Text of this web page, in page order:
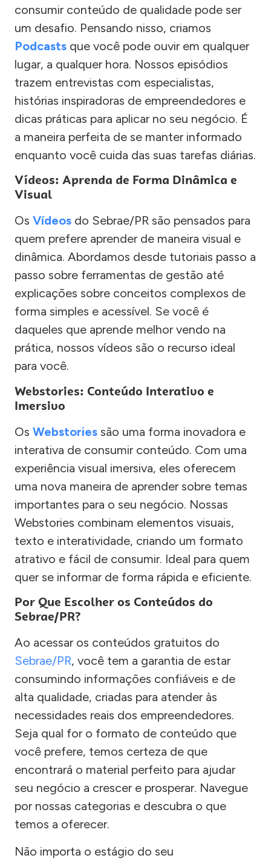
consumir conteúdo de qualidade pode ser
um desafio. Pensando nisso, criamos
Podcasts que você pode ouvir em qualquer
lugar, a qualquer hora. Nossos episódios
trazem entrevistas com especialistas,
histórias inspiradoras de empreendedores e
dicas práticas para aplicar no seu negócio. É
a maneira perfeita de se manter informado
enquanto você cuida das suas tarefas diárias.
Vídeos: Aprenda de Forma Dinâmica e
Visual
Os Vídeos do Sebrae/PR são pensados para
quem prefere aprender de maneira visual e
dinâmica. Abordamos desde tutoriais passo a
passo sobre ferramentas de gestão até
explicações sobre conceitos complexos de
forma simples e acessível. Se você é
daqueles que aprende melhor vendo na
prática, nossos vídeos são o recurso ideal
para você.
Webstories: Conteúdo Interativo e
Imersivo
Os Webstories são uma forma inovadora e
interativa de consumir conteúdo. Com uma
experiência visual imersiva, eles oferecem
uma nova maneira de aprender sobre temas
importantes para o seu negócio. Nossas
Webstories combinam elementos visuais,
texto e interatividade, criando um formato
atrativo e fácil de consumir. Ideal para quem
quer se informar de forma rápida e eficiente.
Por Que Escolher os Conteúdos do
Sebrae/PR?
Ao acessar os conteúdos gratuitos do
Sebrae/PR, você tem a garantia de estar
consumindo informações confiáveis e de
alta qualidade, criadas para atender às
necessidades reais dos empreendedores.
Seja qual for o formato de conteúdo que
você prefere, temos certeza de que
encontrará o material perfeito para ajudar
seu negócio a crescer e prosperar. Navegue
por nossas categorias e descubra o que
temos a oferecer.
Não importa o estágio do seu